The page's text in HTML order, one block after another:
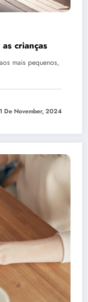
crianças
mais pequenos,
De November, 2024